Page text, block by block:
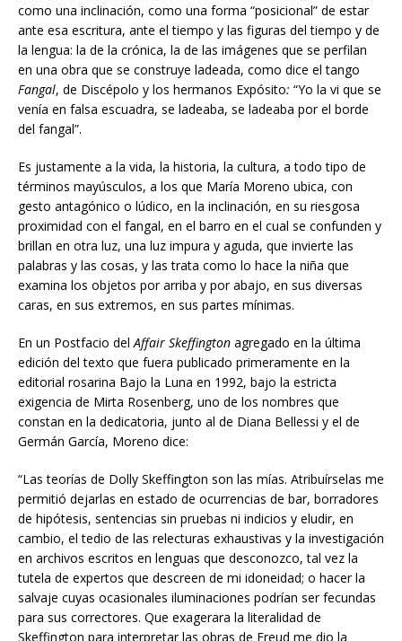
como una inclinación, como una forma “posicional” de estar
ante esa escritura, ante el tiempo y las figuras del tiempo y de
la lengua: la de la crónica, la de las imágenes que se perfilan
en una obra que se construye ladeada, como dice el tango
Fangal, de Discépolo y los hermanos Expósito: “Yo la vi que se
venía en falsa escuadra, se ladeaba, se ladeaba por el borde
del fangal”.
Es justamente a la vida, la historia, la cultura, a todo tipo de
términos mayúsculos, a los que María Moreno ubica, con
gesto antagónico o lúdico, en la inclinación, en su riesgosa
proximidad con el fangal, en el barro en el cual se confunden y
brillan en otra luz, una luz impura y aguda, que invierte las
palabras y las cosas, y las trata como lo hace la niña que
examina los objetos por arriba y por abajo, en sus diversas
caras, en sus extremos, en sus partes mínimas.
En un Postfacio del Affair Skeffington agregado en la última
edición del texto que fuera publicado primeramente en la
editorial rosarina Bajo la Luna en 1992, bajo la estricta
exigencia de Mirta Rosenberg, uno de los nombres que
constan en la dedicatoria, junto al de Diana Bellessi y el de
Germán García, Moreno dice:
“Las teorías de Dolly Skeffington son las mías. Atribuírselas me
permitió dejarlas en estado de ocurrencias de bar, borradores
de hipótesis, sentencias sin pruebas ni indicios y eludir, en
cambio, el tedio de las relecturas exhaustivas y la investigación
en archivos escritos en lenguas que desconozco, tal vez la
tutela de expertos que descreen de mi idoneidad; o hacer la
salvaje cuyas ocasionales iluminaciones podrían ser fecundas
para sus correctores. Que exagerara la literalidad de
Skeffington para interpretar las obras de Freud me dio la